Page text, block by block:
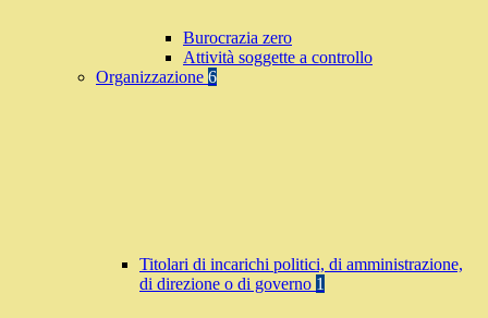
Burocrazia zero
Attività soggette a controllo
Organizzazione 6
Titolari di incarichi politici, di amministrazione,
di direzione o di governo 1